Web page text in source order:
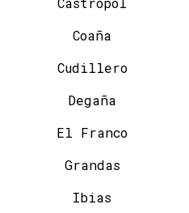
Coaña
Cudillero
Degaña
El Franco
Grandas
Ibias